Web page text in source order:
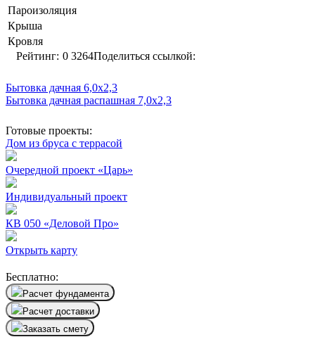
Пароизоляция
Крыша
Кровля
Рейтинг: 0 3264Поделиться ссылкой:
Бытовка дачная 6,0х2,3
Бытовка дачная распашная 7,0х2,3
Готовые проекты:
Дом из бруса с террасой
Очередной проект «Царь»
Индивидуальный проект
КВ 050 «Деловой Про»
Открыть карту
Бесплатно:
Расчет фундамента
Расчет доставки
Заказать смету